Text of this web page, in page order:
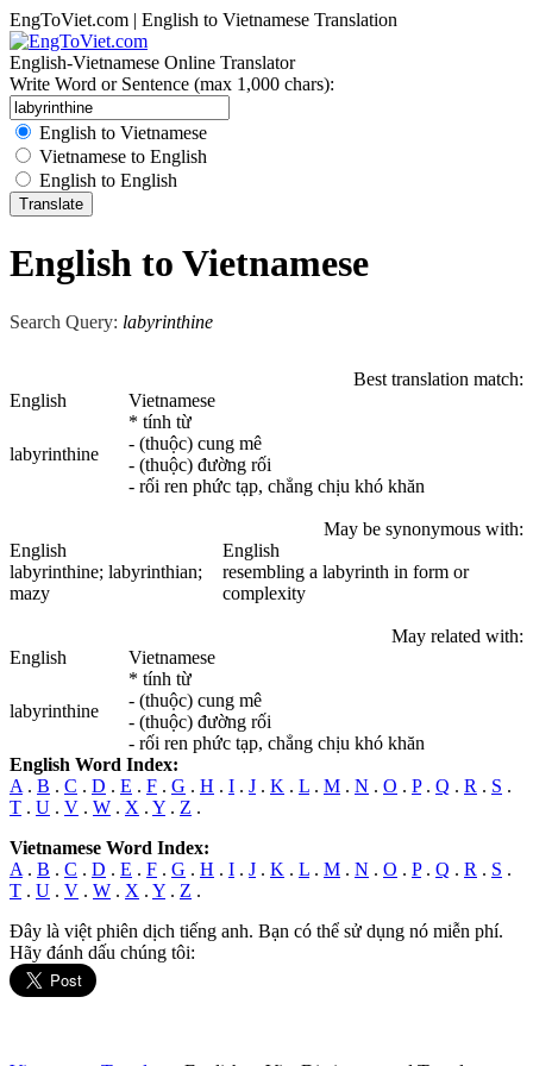
EngToViet.com | English to Vietnamese Translation
English-Vietnamese Online Translator
Write Word or Sentence (max 1,000 chars):
English to Vietnamese
Vietnamese to English
English to English
English to Vietnamese
Search Query: labyrinthine
Best translation match:
English
Vietnamese
labyrinthine
* tính từ
- (thuộc) cung mê
- (thuộc) đường rối
- rối ren phức tạp, chẳng chịu khó khăn
May be synonymous with:
English
English
labyrinthine; labyrinthian;
mazy
resembling a labyrinth in form or
complexity
May related with:
English
Vietnamese
labyrinthine
* tính từ
- (thuộc) cung mê
- (thuộc) đường rối
- rối ren phức tạp, chẳng chịu khó khăn
English Word Index:
A . B . C . D . E . F . G . H . I . J . K . L . M . N . O . P. Q . R . S .
T . U . V . W . X . Y . Z .
Vietnamese Word Index:
A . B . C . D . E . F . G . H . I . J . K . L . M . N . O . P. Q . R . S .
T . U . V . W . X . Y . Z .
Đây là việt phiên dịch tiếng anh. Bạn có thể sử dụng nó miễn phí.
Hãy đánh dấu chúng tôi: